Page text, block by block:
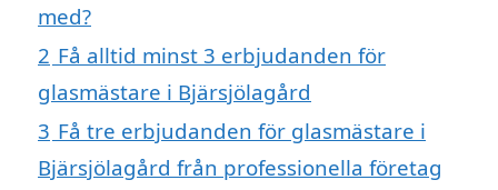
med?
2 Få alltid minst 3 erbjudanden för
glasmästare i Bjärsjölagård
3 Få tre erbjudanden för glasmästare i
Bjärsjölagård från professionella företag